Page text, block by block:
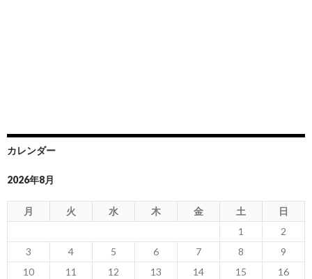
カレンダー
2026年8月
月 火 水 木 金 土
日
1
2
3
4 5 6 7 8
9
10
11 12 13 14 15
16